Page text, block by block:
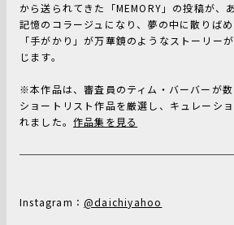
から送られてきた「MEMORY」の投稿が、
記憶のコラージュになり、夢の中に散りば
「手がかり」が万華鏡のようなストーリー
じます。
※本作品は、審査員のティム・バーバーが
ショートリスト作品を厳選し、キュレーシ
れました。 作品集を見る
Instagram： @daichiyahoo